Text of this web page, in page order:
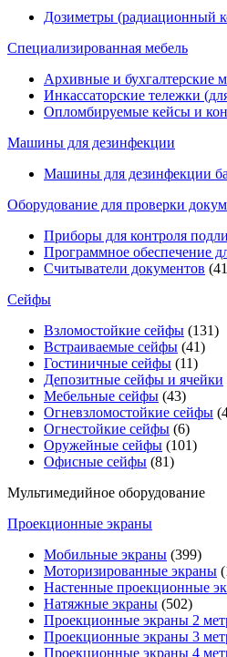
Дозиметры (радиационный
Специализированная мебель
Архивные и бухгалтерские
Инкассаторские тележки
Опломбируемые кейсы и
Машины для дезинфекции
Машины для дезинфекции
Оборудование для проверки
Приборы для контроля
Программное обеспечение
Считыватели документов
Сейфы
Взломостойкие сейфы (131)
Встраиваемые сейфы (41)
Гостиничные сейфы (11)
Депозитные сейфы и ячейки
Мебельные сейфы (43)
Огневзломостойкие сейфы
Огнестойкие сейфы (6)
Оружейные сейфы (101)
Офисные сейфы (81)
Мультимедийное оборудование
Проекционные экраны
Мобильные экраны (399)
Моторизированные экраны
Настенные проекционные
Натяжные экраны (502)
Проекционные экраны 2
Проекционные экраны 3
Проекционные экраны 4